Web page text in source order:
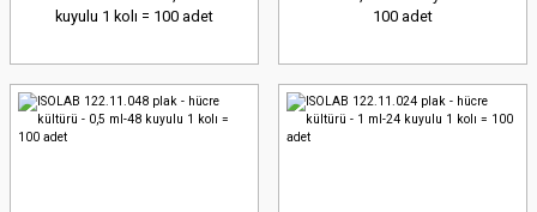
kuyulu 1 kolı = 100 adet
100 adet